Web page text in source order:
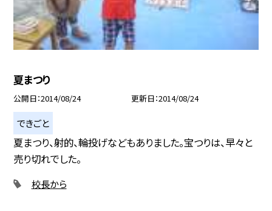
夏まつり
公開日 2014/08/24 更新日 2014/08/24
できごと
夏まつり、射的、輪投げなどもありました。宝つりは、早々と
売り切れでした。
校長から